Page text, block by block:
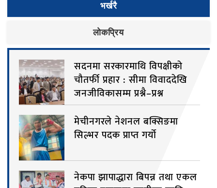
भर्खरै
लाेकप्रिय
सदनमा सरकारमाथि विपक्षीको
चौतर्फी प्रहार : सीमा विवाददेखि
जनजीविकासम्म प्रश्नै–प्रश्न
मेचीनगरले नेशनल बक्सिङमा
सिल्भर पदक प्राप्त गर्यो
नेकपा झापाद्धारा बिपन्न तथा एकल